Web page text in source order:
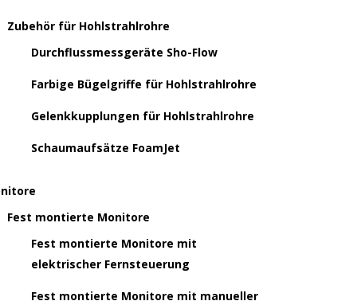
Zubehör für Hohlstrahlrohre
Durchflussmessgeräte Sho-Flow
Farbige Bügelgriffe für Hohlstrahlrohre
Gelenkkupplungen für Hohlstrahlrohre
Schaumaufsätze FoamJet
Fest montierte Monitore
Fest montierte Monitore mit
elektrischer Fernsteuerung
Fest montierte Monitore mit manueller